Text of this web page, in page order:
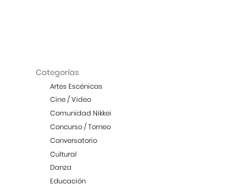
Categorías
Artes Escénicas
Cine / Video
Comunidad Nikkei
Concurso / Torneo
Conversatorio
Cultural
Danza
Educación